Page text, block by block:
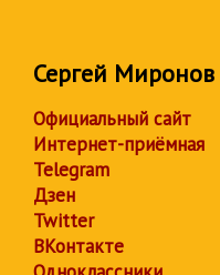
Сергей Миронов
Официальный сайт
Интернет-приёмная
Telegram
Дзен
Twitter
ВКонтакте